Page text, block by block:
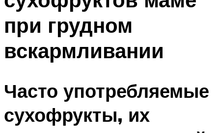
при грудном
вскармливании
Часто употребляемые
сухофрукты, их